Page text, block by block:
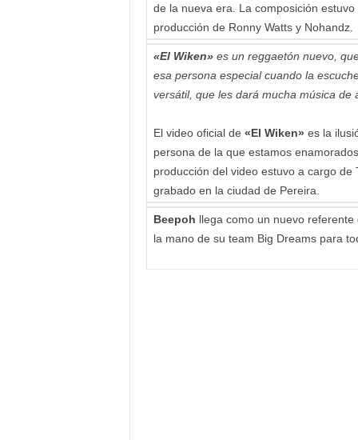
de la nueva era. La composición estuvo
producción de Ronny Watts y Nohandz.
«El Wiken»es un reggaetón nuevo,
esa persona especial cuando la
versátil, que les dará mucha música de
El video oficial de «El Wiken» es la
persona de la que estamos
producción del video estuvo a cargo
grabado en la ciudad de Pereira.
Beepoh llega como un nuevo
la mano de su team Big Dreams para